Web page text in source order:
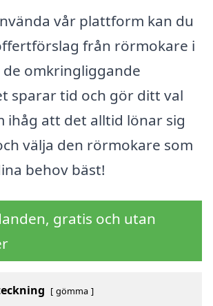
vår plattform kan du
från rörmokare i
de omkringliggande
sparar tid och gör ditt val
ihåg att det alltid lönar sig
välja den rörmokare som
behov bäst!
gratis och utan
gömma